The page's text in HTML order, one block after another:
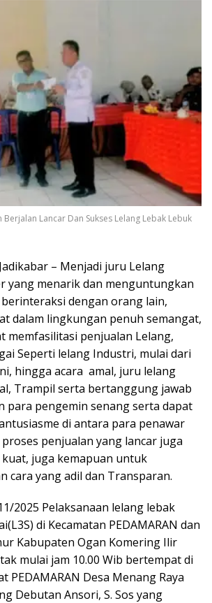
Lancar Dan Sukses Lelang Lebak Lebuk
– Menjadi juru Lelang
yang menarik dan menguntungkan
dengan orang lain,
dalam lingkungan penuh semangat,
memfasilitasi penjualan Lelang,
Seperti lelang Industri, mulai dari
hingga acara amal, juru lelang
Trampil serta bertanggung jawab
para pengemin senang serta dapat
di antara para penawar
penjualan yang lancar juga
juga kemapuan untuk
cara yang adil dan Transparan.
2025 Pelaksanaan lelang lebak
di Kecamatan PEDAMARAN dan
Kabupaten Ogan Komering Ilir
mulai jam 10.00 Wib bertempat di
PEDAMARAN Desa Menang Raya
Debutan Ansori, S. Sos yang